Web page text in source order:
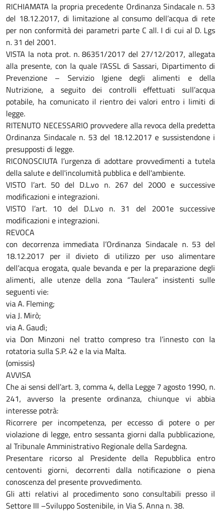
RICHIAMATA la propria precedente Ordinanza Sindacale n. 53
del 18.12.2017, di limitazione al consumo dell’acqua di rete
per non conformità dei parametri parte C all. I di cui al D. Lgs
n. 31 del 2001.
VISTA la nota prot. n. 86351/2017 del 27/12/2017, allegata
alla presente, con la quale l’ASSL di Sassari, Dipartimento di
Prevenzione – Servizio Igiene degli alimenti e della
Nutrizione, a seguito dei controlli effettuati sull’acqua
potabile, ha comunicato il rientro dei valori entro i limiti di
legge.
RITENUTO NECESSARIO provvedere alla revoca della predetta
Ordinanza Sindacale n. 53 del 18.12.2017 e sussistendone i
presupposti di legge.
RICONOSCIUTA l’urgenza di adottare provvedimenti a tutela
della salute e dell'incolumità pubblica e dell'ambiente.
VISTO l’art. 50 del D.L.vo n. 267 del 2000 e successive
modificazioni e integrazioni.
VISTO l’art. 10 del D.L.vo n. 31 del 2001e successive
modificazioni e integrazioni.
REVOCA
con decorrenza immediata l’Ordinanza Sindacale n. 53 del
18.12.2017 per il divieto di utilizzo per uso alimentare
dell’acqua erogata, quale bevanda e per la preparazione degli
alimenti, alle utenze della zona “Taulera” insistenti sulle
seguenti vie:
via A. Fleming;
via J. Mirò;
via A. Gaudì;
via Don Minzoni nel tratto compreso tra l’innesto con la
rotatoria sulla S.P. 42 e la via Malta.
(omissis)
AVVISA
Che ai sensi dell’art. 3, comma 4, della Legge 7 agosto 1990, n.
241, avverso la presente ordinanza, chiunque vi abbia
interesse potrà:
Ricorrere per incompetenza, per eccesso di potere o per
violazione di legge, entro sessanta giorni dalla pubblicazione,
al Tribunale Amministrativo Regionale della Sardegna.
Presentare ricorso al Presidente della Repubblica entro
centoventi giorni, decorrenti dalla notificazione o piena
conoscenza del presente provvedimento.
Gli atti relativi al procedimento sono consultabili presso il
Settore III –Sviluppo Sostenibile, in Via S. Anna n. 38.